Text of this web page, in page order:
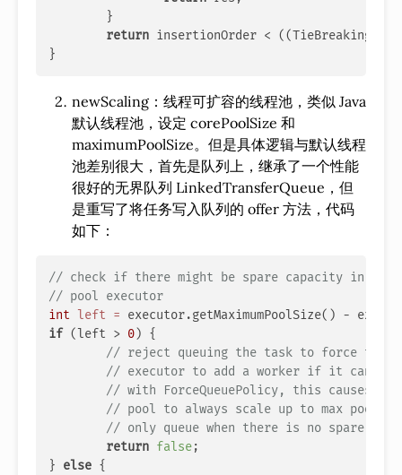
return insertionOrder <
newScaling：线程可扩容的线程池，类似 Java
默认线程池，设定 corePoolSize 和
maximumPoolSize。但是具体逻辑与默认线程
池差别很大，首先是队列上，继承了一个性能
很好的无界队列 LinkedTransferQueue，但
是重写了将任务写入队列的 offer 方法，代码
如下：
// check if there might be spare capacity in the
// pool executor
int left =
if (left > 0) {
// reject queuing the task to force the
// executor to add a worker if it can;
// with ForceQueuePolicy, this causes
// pool to always scale up to max pool
// only queue when there is no spare
return false;
} else {